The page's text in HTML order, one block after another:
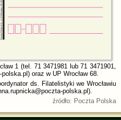
1 (tel. 71 3471981 lub 71 3471901,
oraz w UP Wrocław 68.
ds. Filatelistyki we Wrocławiu
polska.pl).
źródło: Poczta Polska